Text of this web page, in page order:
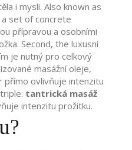
i mysli. Also known as
set of concrete
přípravou a osobními
Second, the luxusní
je nutný pro celkový
masážní oleje,
přímo ovlivňuje intenzitu
tantrická masáž
intenzitu prožitku.